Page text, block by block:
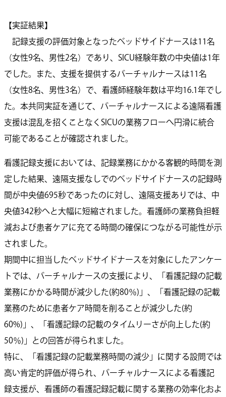
【実証結果】
記録支援の評価対象となったベッドサイドナースは11名
（女性9名、男性2名）であり、SICU経験年数の中央値は1年
でした。また、支援を提供するバーチャルナースは11名
（女性8名、男性3名）で、看護師経験年数は平均16.1年でし
た。本共同実証を通じて、バーチャルナースによる遠隔看護
支援は混乱を招くことなくSICUの業務フローへ円滑に統合
可能であることが確認されました。
看護記録支援においては、記録業務にかかる客観的時間を測
定した結果、遠隔支援なしでのベッドサイドナースの記録時
間が中央値695秒であったのに対し、遠隔支援ありでは、中
央値342秒へと大幅に短縮されました。看護師の業務負担軽
減および患者ケアに充てる時間の確保につながる可能性が示
されました。
期間中に担当したベッドサイドナースを対象にしたアンケー
トでは、バーチャルナースの支援により、「看護記録の記載
業務にかかる時間が減少した(約80％)」、「看護記録の記載
業務のために患者ケア時間を削ることが減少した(約
60%)」、「看護記録の記載のタイムリーさが向上した(約
50％)」との回答が得られました。
特に、「看護記録の記載業務時間の減少」に関する設問では
高い肯定的評価が得られ、バーチャルナースによる看護記
録支援が、看護師の看護記録記載に関する業務の効率化およ